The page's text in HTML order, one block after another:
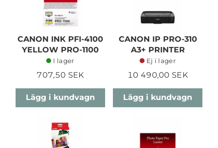
CANON INK PFI-4100
YELLOW PRO-1100
I lager
707,50 SEK
Lägg i kundvagn
CANON IP PRO-310
A3+ PRINTER
Ej i lager
10 490,00 SEK
Lägg i kundvagn